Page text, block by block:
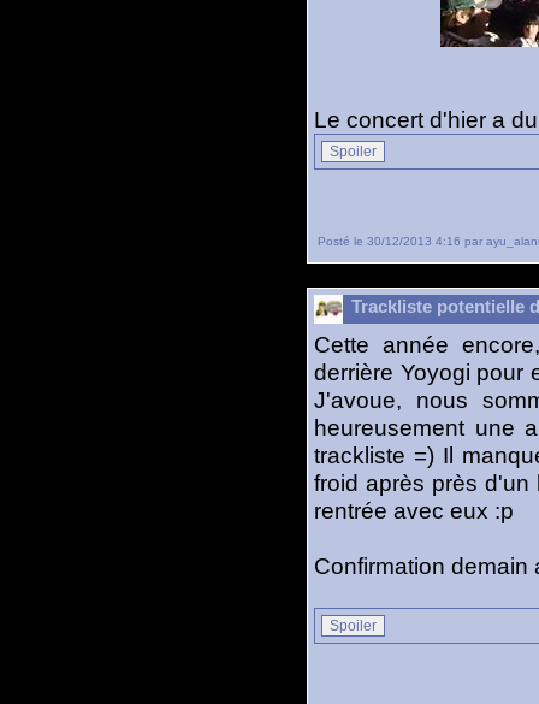
Le concert d'hier a
Spoiler
Posté le 30/12/2013 4:16 par
Trackliste potentielle
Cette année
derrière Yoyogi pour
J'avoue, nous
heureusement une
trackliste =) Il
froid après près d'un
rentrée avec eux :p
Confirmation demain
Spoiler